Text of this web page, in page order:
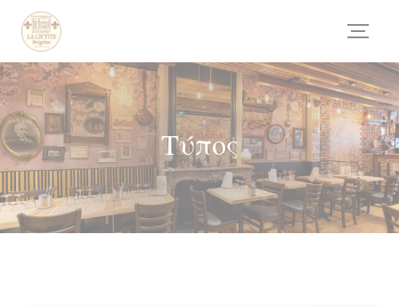
Πίνακας διαχείρισης "Μπισκότων" (Cookies)
Τύπος